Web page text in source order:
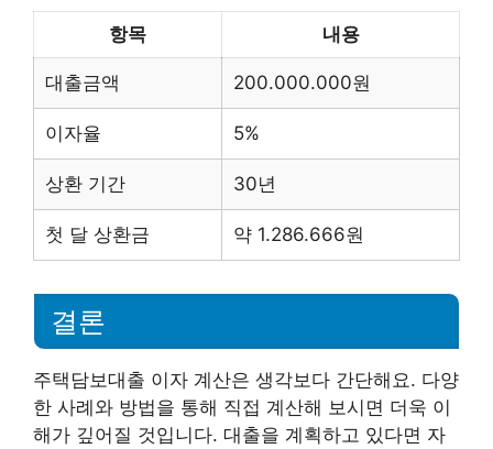
항목 내용
대출금액 200.000.000원
이자율 5%
상환 기간 30년
첫 달 상환금 약 1.286.666원
결론
주택담보대출 이자 계산은 생각보다 간단해요. 다양
한 사례와 방법을 통해 직접 계산해 보시면 더욱 이
해가 깊어질 것입니다. 대출을 계획하고 있다면 자